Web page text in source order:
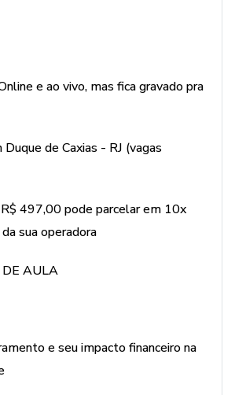
e ao vivo, mas fica gravado pra
de Caxias - RJ (vagas
497,00 pode parcelar em 10x
sua operadora
AULA
e seu impacto financeiro na